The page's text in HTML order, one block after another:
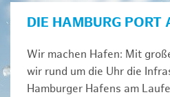
DIE HAMBURG PORT
Wir machen Hafen: Mit
wir rund um die Uhr die
Hamburger Hafens am